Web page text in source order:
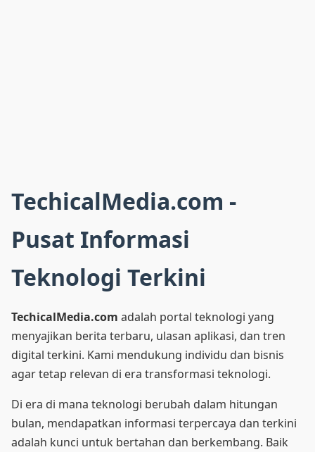
TechicalMedia.com -
Pusat Informasi
Teknologi Terkini
TechicalMedia.com adalah portal teknologi yang
menyajikan berita terbaru, ulasan aplikasi, dan tren
digital terkini. Kami mendukung individu dan bisnis
agar tetap relevan di era transformasi teknologi.
Di era di mana teknologi berubah dalam hitungan
bulan, mendapatkan informasi terpercaya dan terkini
adalah kunci untuk bertahan dan berkembang. Baik